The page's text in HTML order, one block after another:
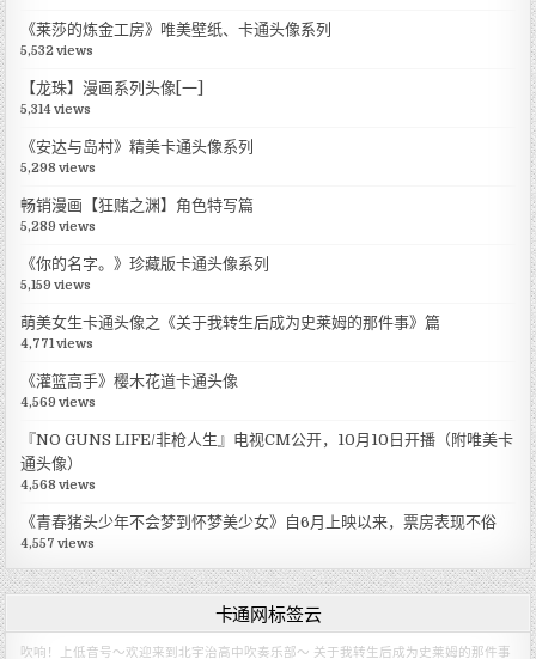
《莱莎的炼金工房》唯美壁纸、卡通头像系列
5,532 views
【龙珠】漫画系列头像[一]
5,314 views
《安达与岛村》精美卡通头像系列
5,298 views
畅销漫画【狂赌之渊】角色特写篇
5,289 views
《你的名字。》珍藏版卡通头像系列
5,159 views
萌美女生卡通头像之《关于我转生后成为史莱姆的那件事》篇
4,771 views
《灌篮高手》樱木花道卡通头像
4,569 views
『NO GUNS LIFE/非枪人生』电视CM公开，10月10日开播（附唯美卡
通头像）
4,568 views
《青春猪头少年不会梦到怀梦美少女》自6月上映以来，票房表现不俗
4,557 views
卡通网标签云
吹响！上低音号～欢迎来到北宇治高中吹奏乐部～ 关于我转生后成为史莱姆的那件事